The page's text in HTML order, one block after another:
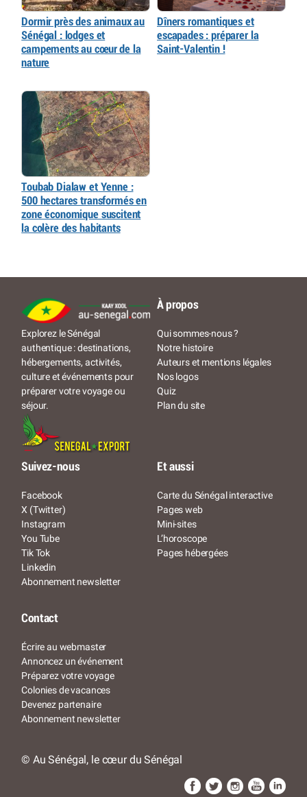
SITE WEB
Dormir près des animaux au
Sénégal : lodges et
campements au cœur de la
nature
Dîners romantiques et
escapades : préparer la
Saint-Valentin !
Toubab Dialaw et Yenne :
500 hectares transformés en
zone économique suscitent
la colère des habitants
Explorez le Sénégal
authentique : destinations,
hébergements, activités,
culture et événements pour
préparer votre voyage ou
séjour.
À propos
Qui sommes-nous ?
Notre histoire
Auteurs et mentions légales
Nos logos
Quiz
Plan du site
Suivez-nous
Facebook
X (Twitter)
Instagram
You Tube
Tik Tok
Linkedin
Abonnement newsletter
Et aussi
Carte du Sénégal interactive
Pages web
Mini-sites
L’horoscope
Pages hébergées
Contact
Écrire au webmaster
Annoncez un événement
Préparez votre voyage
Colonies de vacances
Devenez partenaire
Abonnement newsletter
© Au Sénégal, le cœur du Sénégal